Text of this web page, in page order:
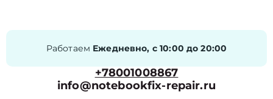
Работаем Ежедневно, с 10:00 до 20:00
+78001008867
info@notebookfix-repair.ru